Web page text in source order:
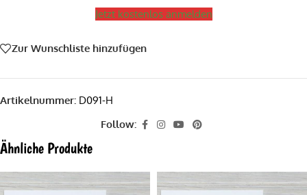
Jetzt kostenlos anmelden
Zur Wunschliste hinzufügen
Artikelnummer: D091-H
Follow:
Ähnliche Produkte